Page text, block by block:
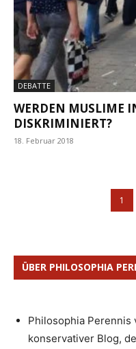
DEBATTE
WERDEN MUSLIME
DISKRIMINIERT?
18. Februar 2018
1
ÜBER PHILOSOPHIA
Philosophia
konservativer Blog,